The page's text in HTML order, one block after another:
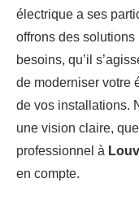
électrique a ses
offrons des
besoins, qu’il
de moderniser votre
de vos installations.
une vision claire,
professionnel à
en compte.